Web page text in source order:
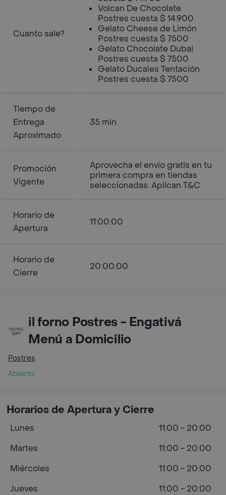
Cuanto sale?
Volcan De Chocolate
Postres cuesta $ 14.900
Gelato Cheese de Limón
Postres cuesta $ 7500
Gelato Chocolate Dubai
Postres cuesta $ 7500
Gelato Ducales Tentación
Postres cuesta $ 7500
Tiempo de
Entrega
Aproximado
35 min
Promoción
Vigente
Aprovecha el envío gratis en tu
primera compra en tiendas
seleccionadas. Aplican T&C
Horario de
Apertura
11:00:00
Horario de
Cierre
20:00:00
il forno Postres - Engativá
Menú a Domicilio
Postres
Abierto
Horarios de Apertura y Cierre
Lunes
11:00 - 20:00
Martes
11:00 - 20:00
Miércoles
11:00 - 20:00
Jueves
11:00 - 20:00